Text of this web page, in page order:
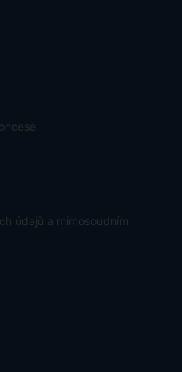
údajů a mimosoudním